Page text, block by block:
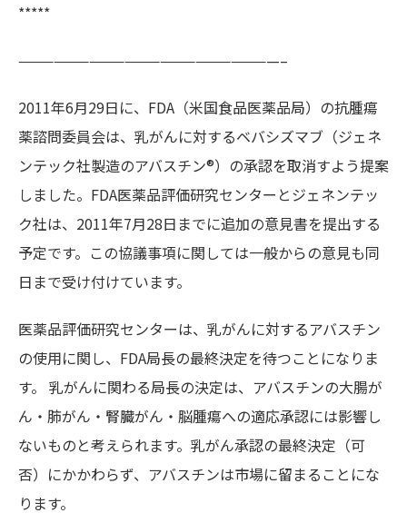
*****
——————————————————————–
2011年6月29日に、FDA（米国食品医薬品局）の抗腫瘍
薬諮問委員会は、乳がんに対するベバシズマブ（ジェネ
ンテック社製造のアバスチン®）の承認を取消すよう提案
しました。FDA医薬品評価研究センターとジェネンテッ
ク社は、2011年7月28日までに追加の意見書を提出する
予定です。この協議事項に関しては一般からの意見も同
日まで受け付けています。
医薬品評価研究センターは、乳がんに対するアバスチン
の使用に関し、FDA局長の最終決定を待つことになりま
す。 乳がんに関わる局長の決定は、アバスチンの大腸が
ん・肺がん・腎臓がん・脳腫瘍への適応承認には影響し
ないものと考えられます。乳がん承認の最終決定（可
否）にかかわらず、アバスチンは市場に留まることにな
ります。